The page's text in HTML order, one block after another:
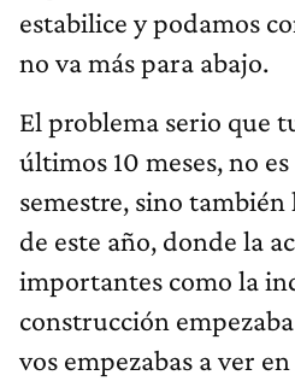
estabilice y podamos
no va más para abajo.
El problema serio que
últimos 10 meses, no
semestre, sino también
de este año, donde la
importantes como la
construcción
vos empezabas a ver